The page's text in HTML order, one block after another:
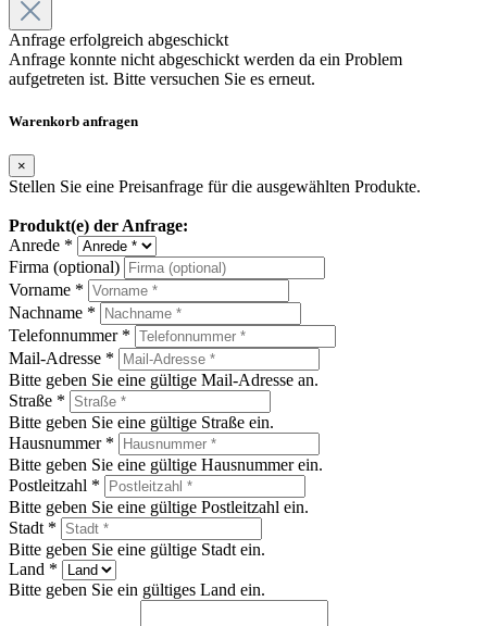
Anfrage erfolgreich abgeschickt
Anfrage konnte nicht abgeschickt werden da ein Problem
aufgetreten ist. Bitte versuchen Sie es erneut.
Warenkorb anfragen
×
Stellen Sie eine Preisanfrage für die ausgewählten Produkte.
Produkt(e) der Anfrage:
Anrede *
Firma (optional)
Vorname *
Nachname *
Telefonnummer *
Mail-Adresse *
Bitte geben Sie eine gültige Mail-Adresse an.
Straße *
Bitte geben Sie eine gültige Straße ein.
Hausnummer *
Bitte geben Sie eine gültige Hausnummer ein.
Postleitzahl *
Bitte geben Sie eine gültige Postleitzahl ein.
Stadt *
Bitte geben Sie eine gültige Stadt ein.
Land *
Bitte geben Sie ein gültiges Land ein.